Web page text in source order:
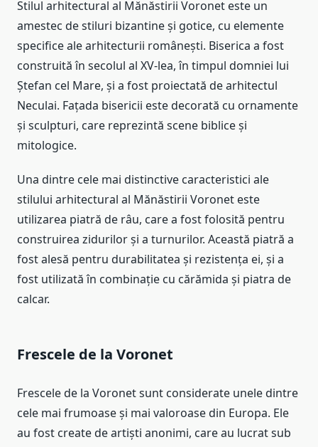
Stilul arhitectural al Mănăstirii Voronet este un
amestec de stiluri bizantine și gotice, cu elemente
specifice ale arhitecturii românești. Biserica a fost
construită în secolul al XV-lea, în timpul domniei lui
Ștefan cel Mare, și a fost proiectată de arhitectul
Neculai. Fațada bisericii este decorată cu ornamente
și sculpturi, care reprezintă scene biblice și
mitologice.
Una dintre cele mai distinctive caracteristici ale
stilului arhitectural al Mănăstirii Voronet este
utilizarea piatră de râu, care a fost folosită pentru
construirea zidurilor și a turnurilor. Această piatră a
fost alesă pentru durabilitatea și rezistența ei, și a
fost utilizată în combinație cu cărămida și piatra de
calcar.
Frescele de la Voronet
Frescele de la Voronet sunt considerate unele dintre
cele mai frumoase și mai valoroase din Europa. Ele
au fost create de artiști anonimi, care au lucrat sub